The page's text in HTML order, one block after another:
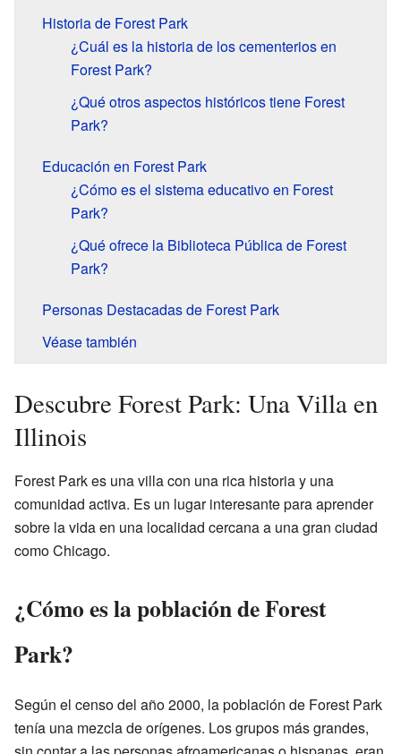
Historia de Forest Park
¿Cuál es la historia de los cementerios en
Forest Park?
¿Qué otros aspectos históricos tiene Forest
Park?
Educación en Forest Park
¿Cómo es el sistema educativo en Forest
Park?
¿Qué ofrece la Biblioteca Pública de Forest
Park?
Personas Destacadas de Forest Park
Véase también
Descubre Forest Park: Una Villa en
Illinois
Forest Park es una villa con una rica historia y una
comunidad activa. Es un lugar interesante para aprender
sobre la vida en una localidad cercana a una gran ciudad
como Chicago.
¿Cómo es la población de Forest
Park?
Según el censo del año 2000, la población de Forest Park
tenía una mezcla de orígenes. Los grupos más grandes,